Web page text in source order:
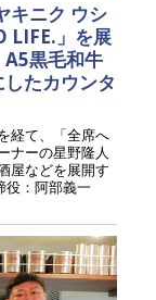
ニク ウシ
LIFE.」を展
黒毛和牛
たカウンタ
経て、「全席へ
ナーの星野隆人
屋などを展開す
役：阿部義一